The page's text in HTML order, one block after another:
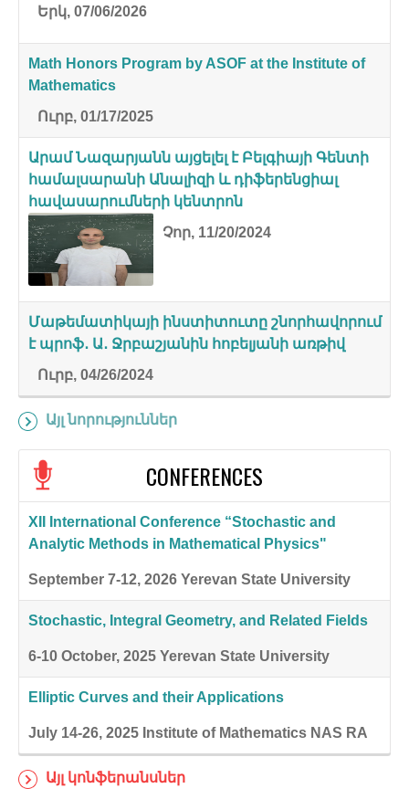
Երկ, 07/06/2026
Math Honors Program by ASOF at the Institute of
Mathematics
Ուրբ, 01/17/2025
Արամ Նազարյանն այցելել է Բելգիայի Գենտի
համալսարանի Անալիզի և դիֆերենցիալ
հավասարումների կենտրոն
Չոր, 11/20/2024
Մաթեմատիկայի ինստիտուտը շնորհավորում
է պրոֆ․ Ա․ Ջրբաշյանին հոբելյանի առթիվ
Ուրբ, 04/26/2024
Այլ նորություններ
CONFERENCES
XII International Conference “Stochastic and
Analytic Methods in Mathematical Physics"
September 7-12, 2026 Yerevan State University
Stochastic, Integral Geometry, and Related Fields
6-10 October, 2025 Yerevan State University
Elliptic Curves and their Applications
July 14-26, 2025 Institute of Mathematics NAS RA
Այլ կոնֆերանսներ